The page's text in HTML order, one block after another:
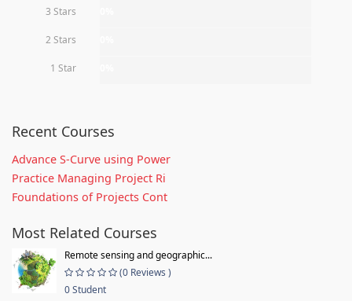
3 Stars
2 Stars
1 Star
Recent Courses
Advance S-Curve using Power
Practice Managing Project Ri
Foundations of Projects Cont
Most Related Courses
Remote sensing and geographic...
(0 Reviews )
0 Student